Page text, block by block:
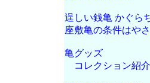
逞しい銭亀 かぐら
座敷亀の条件はや
亀グッズ
コレクション紹介